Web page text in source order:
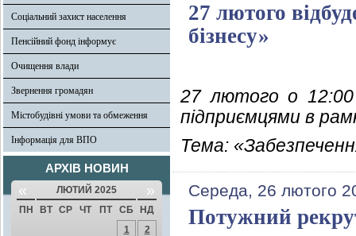
Соціальний захист населення
Пенсійний фонд інформує
Очищення влади
Звернення громадян
Містобудівні умови та обмеження
Інформація для ВПО
АРХІВ НОВИН
« ЛЮТИЙ 2025 »
ПН ВТ СР ЧТ ПТ СБ
НД
1
2
27 лютого
бізнесу»
27 лютого о 12:00
підприємцями в
Тема:
Середа, 26 лютого
Потужний